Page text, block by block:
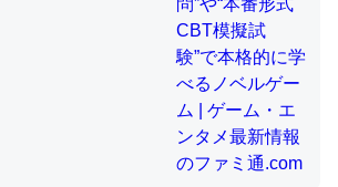
カルシウムも酸素も不足してて両方に不
抗してるのでは」とあって面白い。海に
トガニ・ウミグモ）はカルシウムを使わ
てる筈だが、酵素が違うのか？
発表】昆虫学の大問題＝「昆虫はなぜ海にいな